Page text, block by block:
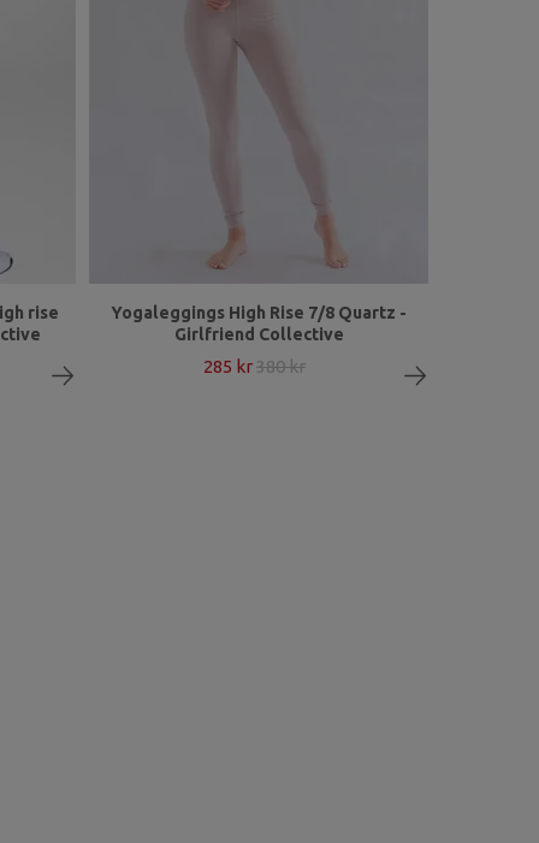
rise
Yogaleggings High Rise 7/8 Quartz -
Girlfriend Collective
285 kr380 kr